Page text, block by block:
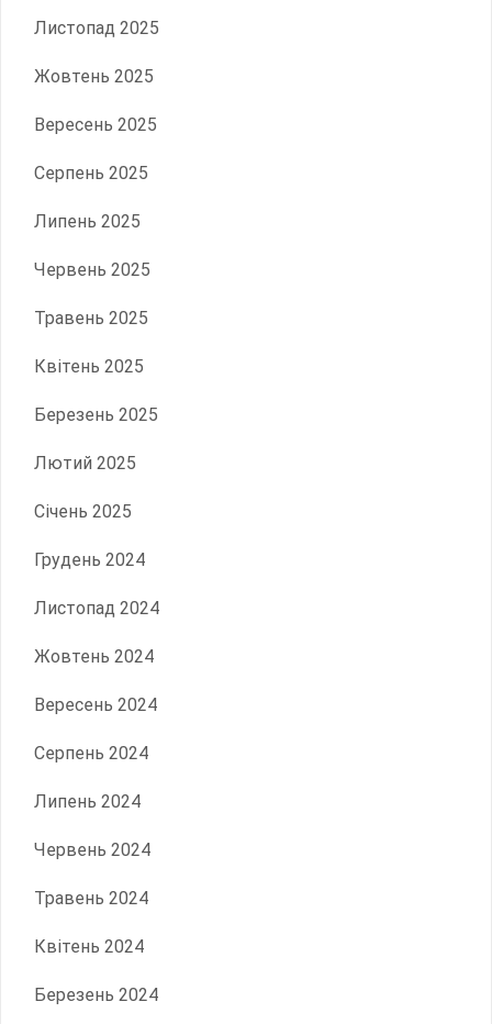
Листопад 2025
Жовтень 2025
Вересень 2025
Серпень 2025
Липень 2025
Червень 2025
Травень 2025
Квітень 2025
Березень 2025
Лютий 2025
Січень 2025
Грудень 2024
Листопад 2024
Жовтень 2024
Вересень 2024
Серпень 2024
Липень 2024
Червень 2024
Травень 2024
Квітень 2024
Березень 2024